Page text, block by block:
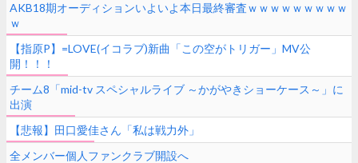
AKB18期オーディションいよいよ本日最終審査ｗｗｗｗｗｗｗｗｗ
ｗ
【指原P】=LOVE(イコラブ)新曲「この空がトリガー」MV公
開！！！
チーム8「mid-tv スペシャルライブ ～かがやきショーケース～」に
出演
【悲報】田口愛佳さん「私は戦力外」
全メンバー個人ファンクラブ開設へ